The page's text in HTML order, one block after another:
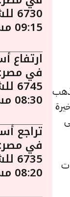
7:15 مساءً. يُعد الذهب
بقيمة 6 جنيهات
09:15 مساءًا
ارتفاع
08:30 مساءًا
تراجع
08:20 مساءًا